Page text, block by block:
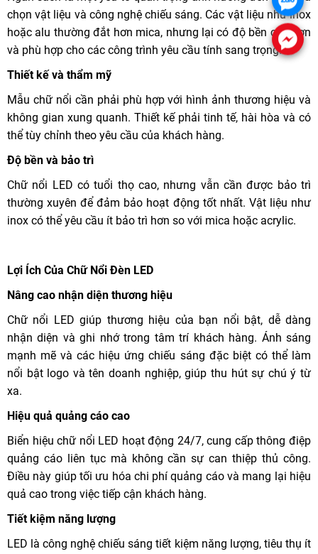
chọn vật liệu và công nghệ chiếu sáng. Các vật liệu như inox
hoặc alu thường đắt hơn mica, nhưng lại có độ bền cao hơn
và phù hợp cho các công trình yêu cầu tính sang trọng.
Thiết kế và thẩm mỹ
Mẫu chữ nổi cần phải phù hợp với hình ảnh thương hiệu và
không gian xung quanh. Thiết kế phải tinh tế, hài hòa và có
thể tùy chỉnh theo yêu cầu của khách hàng.
Độ bền và bảo trì
Chữ nổi LED có tuổi thọ cao, nhưng vẫn cần được bảo trì
thường xuyên để đảm bảo hoạt động tốt nhất. Vật liệu như
inox có thể yêu cầu ít bảo trì hơn so với mica hoặc acrylic.
Lợi Ích Của Chữ Nổi Đèn LED
Nâng cao nhận diện thương hiệu
Chữ nổi LED giúp thương hiệu của bạn nổi bật, dễ dàng
nhận diện và ghi nhớ trong tâm trí khách hàng. Ánh sáng
mạnh mẽ và các hiệu ứng chiếu sáng đặc biệt có thể làm
nổi bật logo và tên doanh nghiệp, giúp thu hút sự chú ý từ
xa.
Hiệu quả quảng cáo cao
Biển hiệu chữ nổi LED hoạt động 24/7, cung cấp thông điệp
quảng cáo liên tục mà không cần sự can thiệp thủ công.
Điều này giúp tối ưu hóa chi phí quảng cáo và mang lại hiệu
quả cao trong việc tiếp cận khách hàng.
Tiết kiệm năng lượng
LED là công nghệ chiếu sáng tiết kiệm năng lượng, tiêu thụ ít